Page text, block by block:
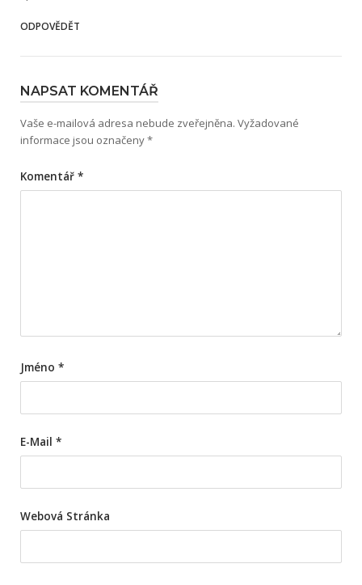
ODPOVĚDĚT
NAPSAT KOMENTÁŘ
Vaše e-mailová adresa nebude zveřejněna. Vyžadované
informace jsou označeny*
Komentář *
Jméno *
E-Mail *
Webová Stránka